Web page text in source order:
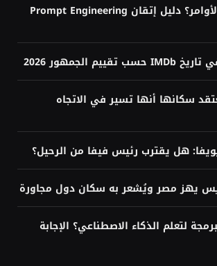
ما هي هندسة الأوامر؟ دليل إتقان Prompt Engineering
سكانها أنها تسير في الاتجاه
هل يقترب رئيس فيفا من الرحيل؟
يهز مصر ويُشعر به سكان دول مجاورة
لتعلم الذكاء الاصطناعي؟ الإجابة